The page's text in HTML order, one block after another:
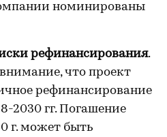
номинированы
рефинансирования.
что проект
рефинансирование
2030 гг. Погашение
г. может быть